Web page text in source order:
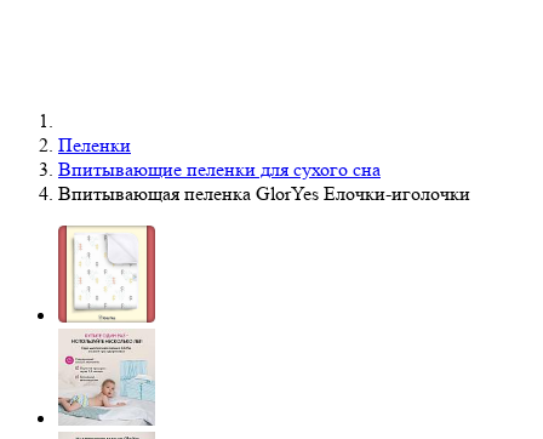
Пеленки
Впитывающие пеленки для сухого сна
Впитывающая пеленка GlorYes Елочки-иголочки